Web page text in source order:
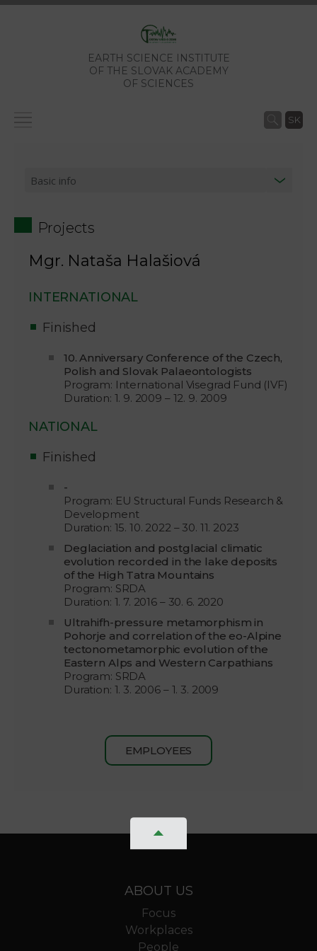
EARTH SCIENCE INSTITUTE
OF THE SLOVAK ACADEMY
OF SCIENCES
SK
Projects
Mgr. Nataša Halašiová
INTERNATIONAL
Finished
10. Anniversary Conference of the Czech,
Polish and Slovak Palaeontologists
Program: International Visegrad Fund (IVF)
Duration: 1. 9. 2009 – 12. 9. 2009
NATIONAL
Finished
-
Program: EU Structural Funds Research &
Development
Duration: 15. 10. 2022 – 30. 11. 2023
Deglaciation and postglacial climatic
evolution recorded in the lake deposits
of the High Tatra Mountains
Program: SRDA
Duration: 1. 7. 2016 – 30. 6. 2020
Ultrahifh-pressure metamorphism in
Pohorje and correlation of the eo-Alpine
tectonometamorphic evolution of the
Eastern Alps and Western Carpathians
Program: SRDA
Duration: 1. 3. 2006 – 1. 3. 2009
EMPLOYEES
ABOUT US
Focus
Workplaces
People